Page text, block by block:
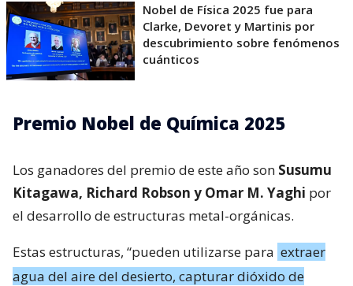
Nobel de Física 2025 fue para
Clarke, Devoret y Martinis por
descubrimiento sobre fenómenos
cuánticos
Premio Nobel de Química 2025
Los ganadores del premio de este año son Susumu
Kitagawa, Richard Robson y Omar M. Yaghi por
el desarrollo de estructuras metal-orgánicas.
Estas estructuras, “pueden utilizarse para extraer
agua del aire del desierto, capturar dióxido de